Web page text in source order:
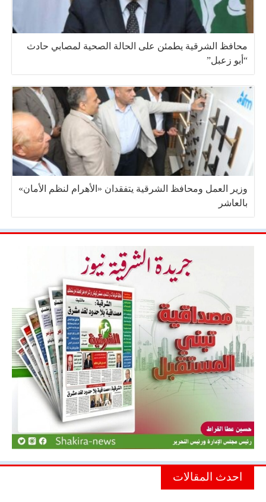
محافظ الشرقية يطمئن على الحالة الصحية لمصابي حادث
“أبو زعبل”
وزير العمل ومحافظ الشرقية يتفقدان «الأهرام لنظم الأمان»
بالعاشر
احدث المقالات